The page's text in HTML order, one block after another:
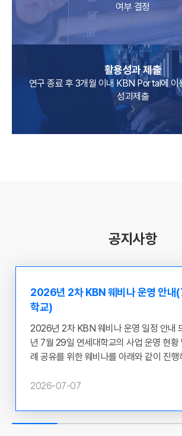
여부 결정
활용성과 제출
연구 종료 후 3개월 이내 KBN Portal에 이
성과제출
공지사항
2026년 2차 KBN 웨비나 운영 안내
학교)
2026년 2차 KBN 웨비나 운영 일정 안내 드립
년 7월 29일 연세대학교의 사업 운영 현황
례 공유를 위한 웨비나를 아래와 같이 진행
교 ○ 일시 : 2026.07.29(수) 12:00~13:00 ○ 목적 : 질병
공유 ○ 참석 대상 : KBN 참여 기관 연구 책임자 및 실무
자, 인체유래물은행 관련자 및 이용자 ○ 참석 방법 : Zoo
2026-07-07